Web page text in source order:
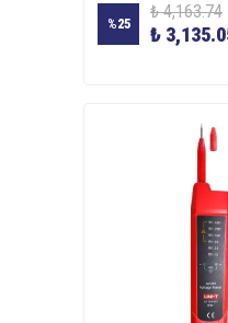
%25
₺ 4,163.74
₺